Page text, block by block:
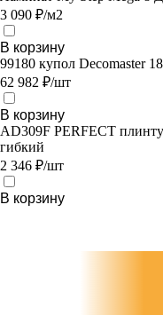
3 090 ₽/м2
В корзину
99180 купол Decomaster
62 982 ₽/шт
В корзину
AD309F PERFECT
гибкий
2 346 ₽/шт
В корзину